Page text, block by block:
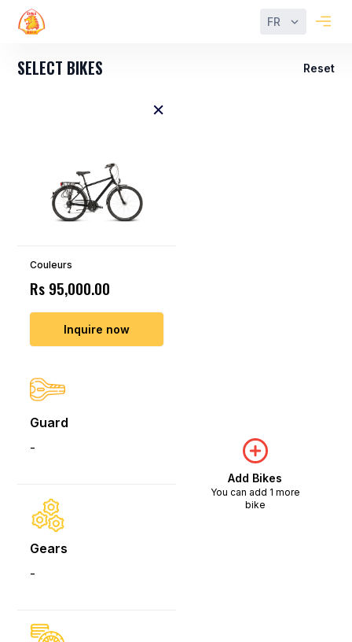
FR
SELECT BIKES Reset
Couleurs
Rs 95,000.00
Inquire now
Guard
-
Gears
-
Add Bikes
You can add 1 more
bike